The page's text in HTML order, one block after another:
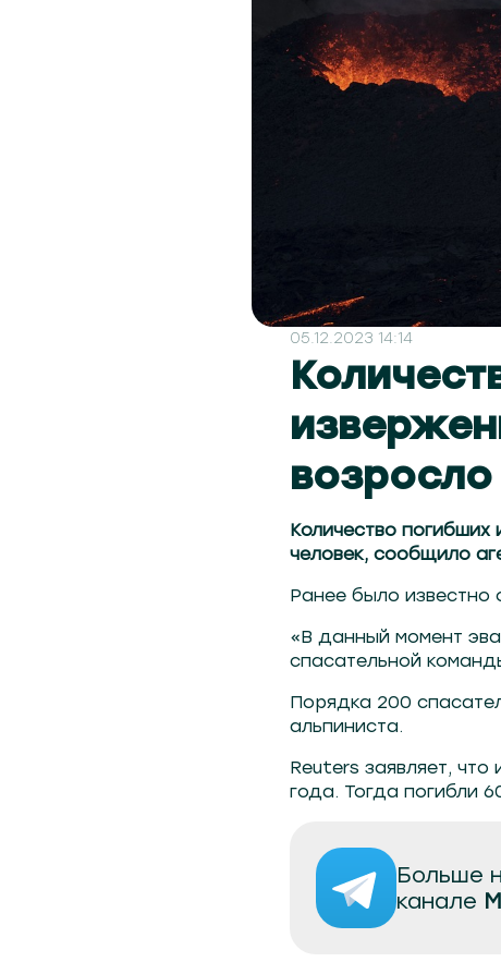
05.12.2023 14:14
Количество
человек, сообщило
Ранее было известно
«В данный момент
спасательной
Порядка 200
альпиниста.
Reuters заявляет,
года. Тогда погибли
Больше
канале